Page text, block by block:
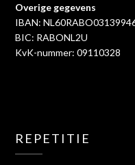
Overige gegevens
IBAN:
BIC: RABONL2U
KvK-nummer: 09110328
REPETITIE